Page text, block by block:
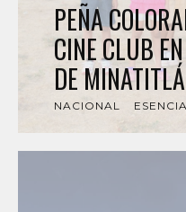
PEÑA
CINE CLUB
DE
NACIONAL